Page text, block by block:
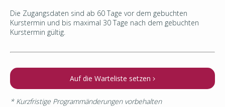
Die Zugangsdaten sind ab 60 Tage vor dem gebuchten
Kurstermin und bis maximal 30 Tage nach dem gebuchten
Kurstermin gültig.
Auf die Warteliste setzen
* Kurzfristige Programmänderungen vorbehalten